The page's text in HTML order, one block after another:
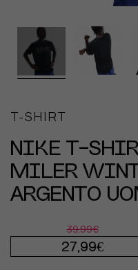
T-SHIRT
NIKE T-
MILER
ARGENTO
39,99€
27,99€